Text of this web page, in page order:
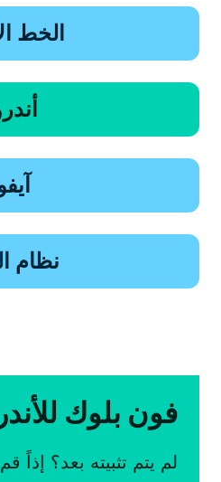
الخط
نظام
فون بلوك
لم يتم تثبيته بعد؟ إذاً